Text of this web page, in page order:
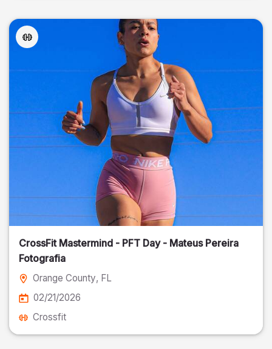
CrossFit Mastermind - PFT Day - Mateus Pereira
Fotografia
Orange County, FL
02/21/2026
Crossfit